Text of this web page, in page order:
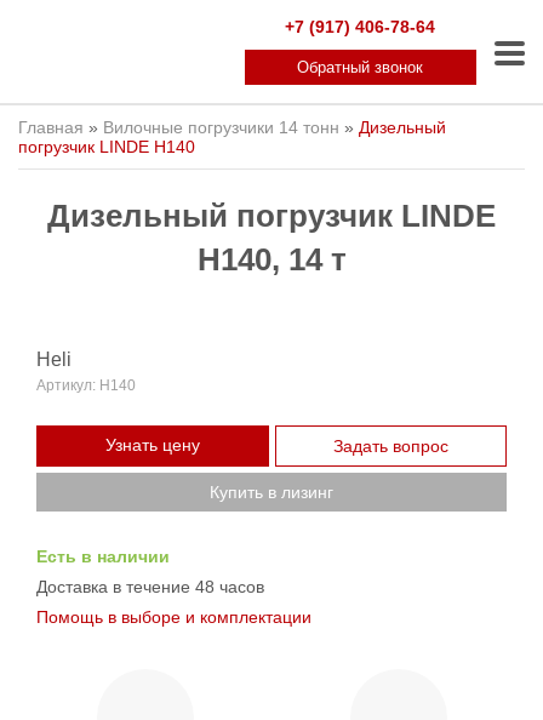
+7 (917) 406-78-64
Обратный звонок
Главная » Вилочные погрузчики 14 тонн » Дизельный
погрузчик LINDE H140
Дизельный погрузчик LINDE
H140, 14 т
Heli
Артикул: H140
Узнать цену Задать вопрос
Купить в лизинг
Есть в наличии
Доставка в течение 48 часов
Помощь в выборе и комплектации